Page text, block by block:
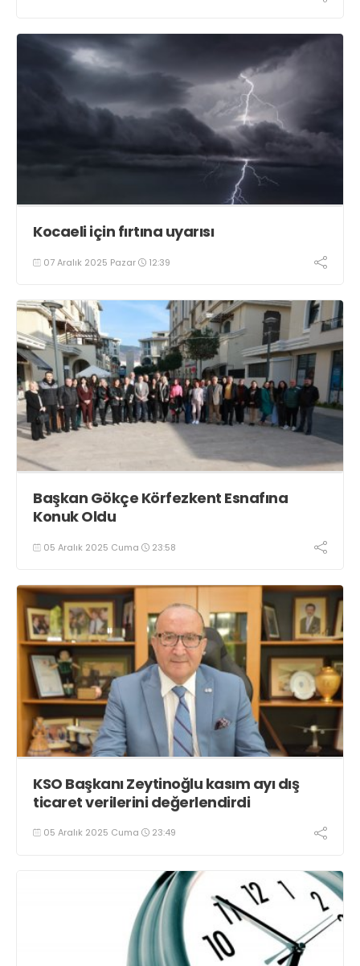
Kocaeli için fırtına uyarısı
07 Aralık 2025 Pazar 12:39
Başkan Gökçe Körfezkent Esnafına
Konuk Oldu
05 Aralık 2025 Cuma 23:58
KSO Başkanı Zeytinoğlu kasım ayı dış
ticaret verilerini değerlendirdi
05 Aralık 2025 Cuma 23:49